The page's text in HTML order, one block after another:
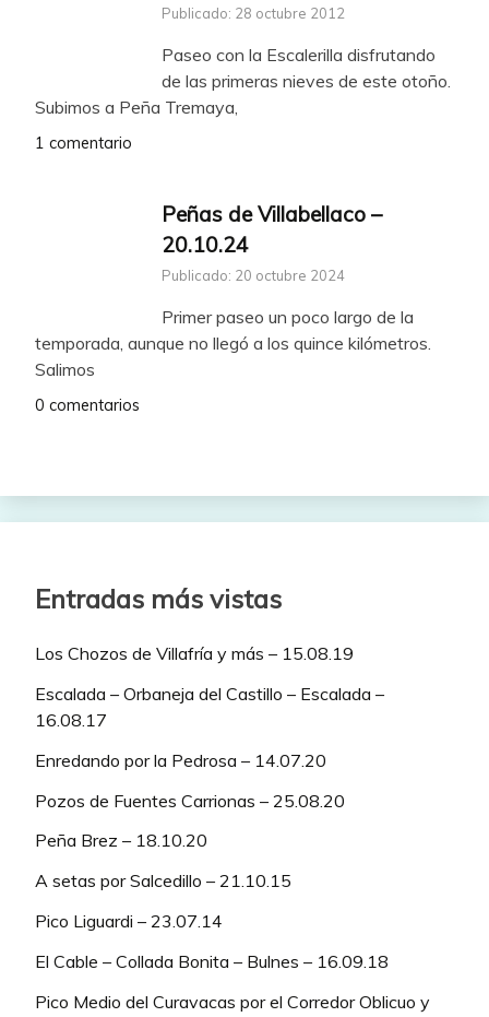
Publicado: 28 octubre 2012
Paseo con la Escalerilla disfrutando
de las primeras nieves de este otoño.
Subimos a Peña Tremaya,
1 comentario
Peñas de Villabellaco –
20.10.24
Publicado: 20 octubre 2024
Primer paseo un poco largo de la
temporada, aunque no llegó a los quince kilómetros.
Salimos
0 comentarios
Entradas más vistas
Los Chozos de Villafría y más – 15.08.19
Escalada – Orbaneja del Castillo – Escalada –
16.08.17
Enredando por la Pedrosa – 14.07.20
Pozos de Fuentes Carrionas – 25.08.20
Peña Brez – 18.10.20
A setas por Salcedillo – 21.10.15
Pico Liguardi – 23.07.14
El Cable – Collada Bonita – Bulnes – 16.09.18
Pico Medio del Curavacas por el Corredor Oblicuo y